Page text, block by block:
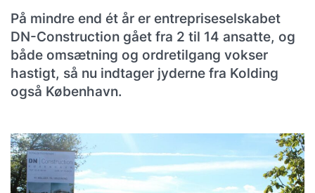
På mindre end ét år er entrepriseselskabet
DN-Construction gået fra 2 til 14 ansatte, og
både omsætning og ordretilgang vokser
hastigt, så nu indtager jyderne fra Kolding
også København.